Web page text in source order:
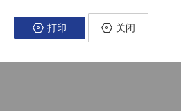
打印 关闭